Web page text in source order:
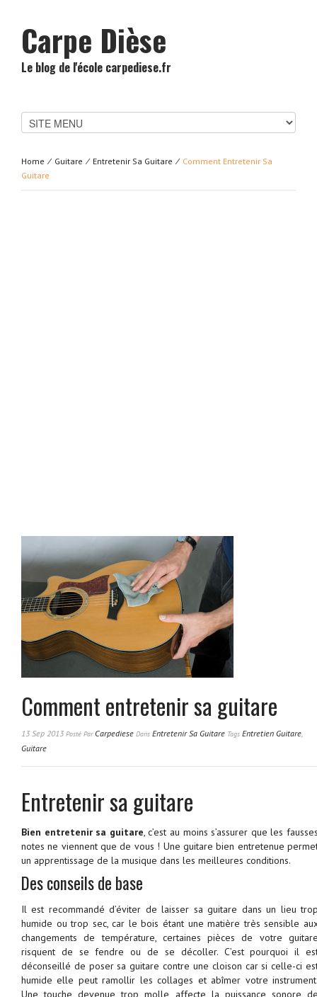
Carpe Dièse
Le blog de l'école carpediese.fr
Home ⁄ Guitare ⁄ Entretenir Sa Guitare ⁄ Comment Entretenir Sa
Guitare
Comment entretenir sa guitare
13 Sep 2013 Posté ParCarpediese Dans Entretenir Sa Guitare Tags Entretien Guitare,
Guitare
Entretenir sa guitare
Bien entretenir sa guitare, c’est au moins s’assurer que les
notes ne viennent que de vous ! Une guitare bien entretenue
un apprentissage de la musique dans les meilleures conditions.
Des conseils de base
Il est recommandé d’éviter de laisser sa guitare dans un lieu
humide ou trop sec, car le bois étant une matière très sensible
changements de température, certaines pièces de votre
risquent de se fendre ou de se décoller. C’est pourquoi il
déconseillé de poser sa guitare contre une cloison car si celle-ci
humide elle peut ramollir les collages et abîmer votre
Une touche devenue trop molle affecte la puissance sonore